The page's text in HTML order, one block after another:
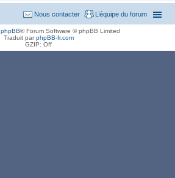
L’équipe du forum
Nous contacter
phpBB® Forum Software © phpBB Limited
Traduit parphpBB-fr.com
GZIP: Off